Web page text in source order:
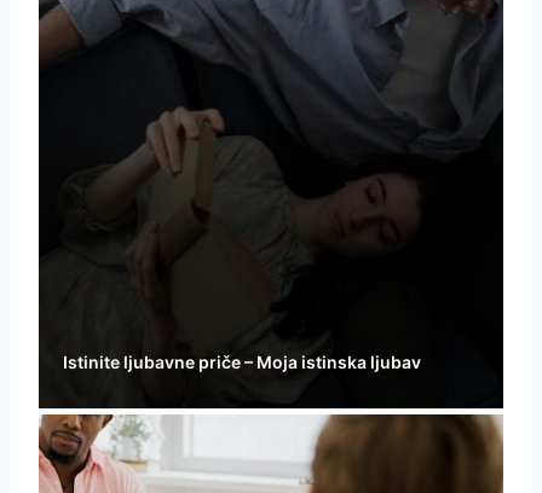
Istinite ljubavne priče – Moja istinska ljubav